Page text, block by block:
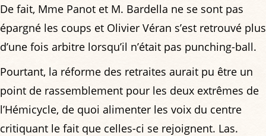
De fait, Mme Panot et M. Bardella ne se sont pas
épargné les coups et Olivier Véran s’est retrouvé plus
d’une fois arbitre lorsqu’il n’était pas punching-ball.
Pourtant, la réforme des retraites aurait pu être un
point de rassemblement pour les deux extrêmes de
l’Hémicycle, de quoi alimenter les voix du centre
critiquant le fait que celles-ci se rejoignent. Las.